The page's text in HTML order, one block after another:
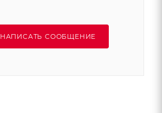
НАПИСАТЬ СООБЩЕНИЕ